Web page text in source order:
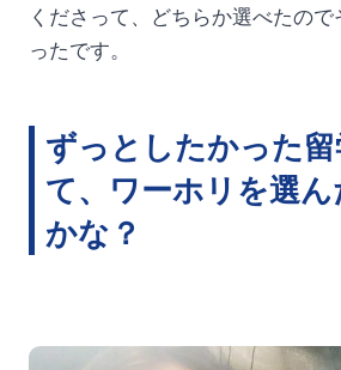
くださって、どちらか選べたの
ったです。
ずっとしたかった留
て、ワーホリを選
かな？